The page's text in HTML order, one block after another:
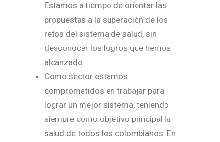
Estamos a tiempo de orientar las
propuestas a la superación de los
retos del sistema de salud, sin
desconocer los logros que hemos
alcanzado.
Como sector estamos
comprometidos en trabajar para
lograr un mejor sistema, teniendo
siempre como objetivo principal la
salud de todos los colombianos. En